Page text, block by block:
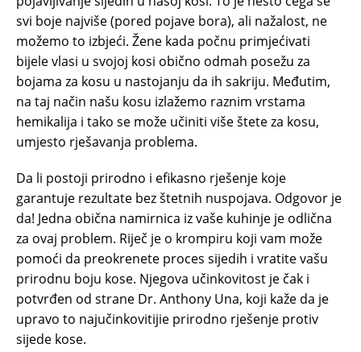
svi boje najviše (pored pojave bora), ali nažalost, ne
možemo to izbjeći. Žene kada počnu primjećivati
bijele vlasi u svojoj kosi obično odmah posežu za
bojama za kosu u nastojanju da ih sakriju. Međutim,
na taj način našu kosu izlažemo raznim vrstama
hemikalija i tako se može učiniti više štete za kosu,
umjesto rješavanja problema.
Da li postoji prirodno i efikasno rješenje koje
garantuje rezultate bez štetnih nuspojava. Odgovor je
da! Jedna obična namirnica iz vaše kuhinje je odlična
za ovaj problem. Riječ je o krompiru koji vam može
pomoći da preokrenete proces sijedih i vratite vašu
prirodnu boju kose. Njegova učinkovitost je čak i
potvrđen od strane Dr. Anthony Una, koji kaže da je
upravo to najučinkovitijie prirodno rješenje protiv
sijede kose.